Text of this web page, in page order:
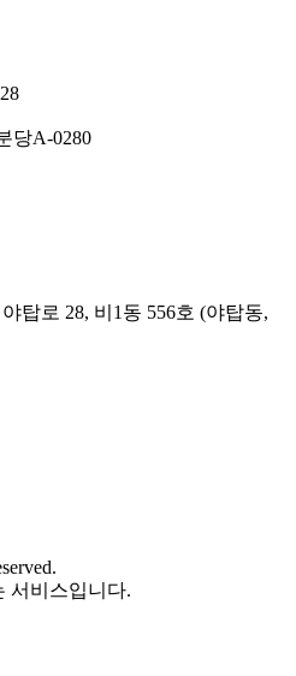
당A-0280
탑로 28, 비1동 556호 (야탑동,
서비스입니다.